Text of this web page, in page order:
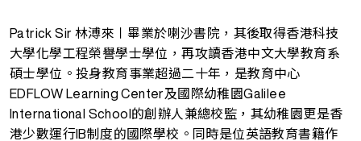
Patrick Sir 林溥來〡畢業於喇沙書院，其後取得香港科技
大學化學工程榮譽學士學位，再攻讀香港中文大學教育系
碩士學位。投身教育事業超過二十年，是教育中心
EDFLOW Learning Center及國際幼稚園Galilee
International School的創辦人兼總校監，其幼稚園更是香
港少數運行IB制度的國際學校。同時是位英語教育書籍作